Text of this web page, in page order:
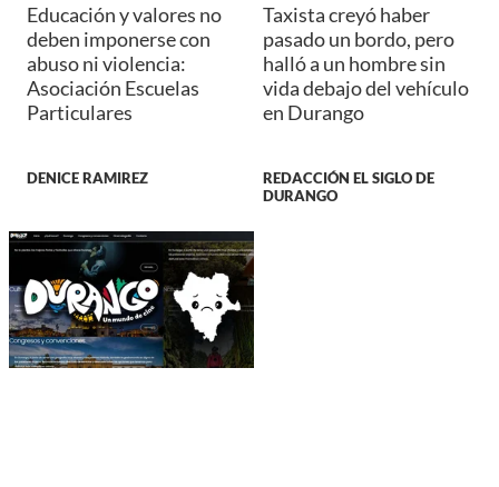
Educación y valores no
deben imponerse con
abuso ni violencia:
Asociación Escuelas
Particulares
DENICE RAMIREZ
Taxista creyó haber
pasado un bordo, pero
halló a un hombre sin
vida debajo del vehículo
en Durango
REDACCIÓN EL SIGLO DE
DURANGO